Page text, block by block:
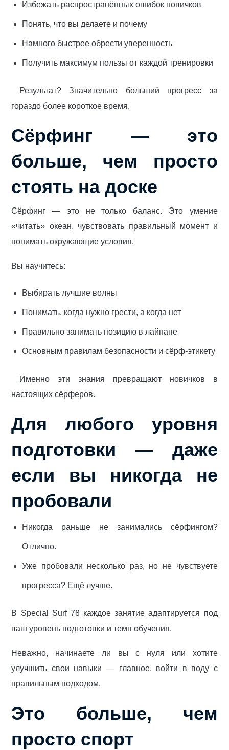
Избежать распространённых ошибок новичков
Понять, что вы делаете и почему
Намного быстрее обрести уверенность
Получить максимум пользы от каждой тренировки
Результат? Значительно больший прогресс за
гораздо более короткое время.
Сёрфинг — это
больше, чем просто
стоять на доске
Сёрфинг — это не только баланс. Это умение
«читать» океан, чувствовать правильный момент и
понимать окружающие условия.
Вы научитесь:
Выбирать лучшие волны
Понимать, когда нужно грести, а когда нет
Правильно занимать позицию в лайнапе
Основным правилам безопасности и сёрф-этикету
Именно эти знания превращают новичков в
настоящих сёрферов.
Для любого уровня
подготовки — даже
если вы никогда не
пробовали
Никогда раньше не занимались сёрфингом?
Отлично.
Уже пробовали несколько раз, но не чувствуете
прогресса? Ещё лучше.
В Special Surf 78 каждое занятие адаптируется под
ваш уровень подготовки и темп обучения.
Неважно, начинаете ли вы с нуля или хотите
улучшить свои навыки — главное, войти в воду с
правильным подходом.
Это больше, чем
просто спорт